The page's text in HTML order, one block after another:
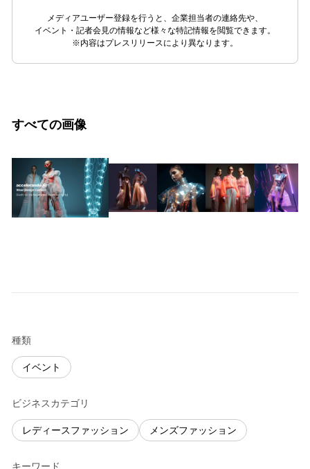
メディアユーザー登録を行うと、企業担当者の連絡先や、
イベント・記者会見の情報など様々な特記情報を閲覧できます。
※内容はプレスリリースにより異なります。
すべての画像
種類
イベント
ビジネスカテゴリ
レディースファッション メンズファッション
キーワード